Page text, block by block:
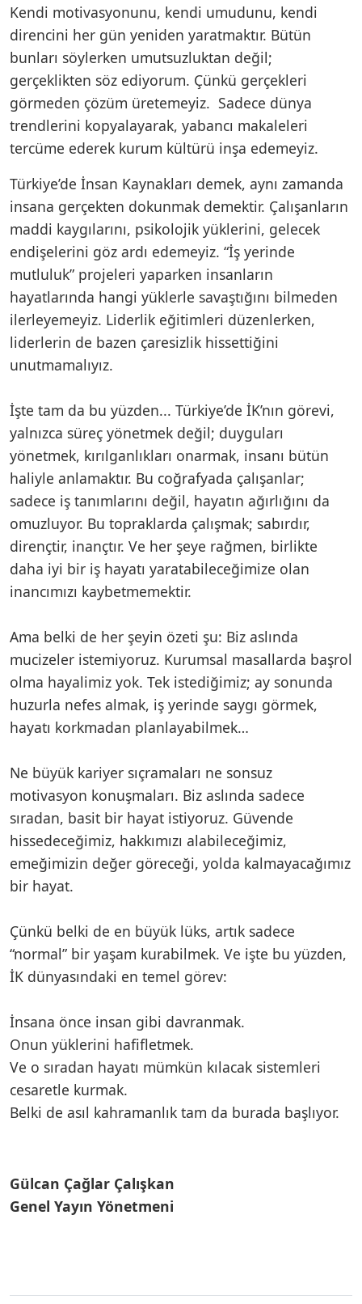
Kendi motivasyonunu, kendi umudunu, kendi
direncini her gün yeniden yaratmaktır. Bütün
bunları söylerken umutsuzluktan değil;
gerçeklikten söz ediyorum. Çünkü gerçekleri
görmeden çözüm üretemeyiz. Sadece dünya
trendlerini kopyalayarak, yabancı makaleleri
tercüme ederek kurum kültürü inşa edemeyiz.
Türkiye’de İnsan Kaynakları demek, aynı zamanda
insana gerçekten dokunmak demektir. Çalışanların
maddi kaygılarını, psikolojik yüklerini, gelecek
endişelerini göz ardı edemeyiz. “İş yerinde
mutluluk” projeleri yaparken insanların
hayatlarında hangi yüklerle savaştığını bilmeden
ilerleyemeyiz. Liderlik eğitimleri düzenlerken,
liderlerin de bazen çaresizlik hissettiğini
unutmamalıyız.
İşte tam da bu yüzden... Türkiye’de İK’nın görevi,
yalnızca süreç yönetmek değil; duyguları
yönetmek, kırılganlıkları onarmak, insanı bütün
haliyle anlamaktır. Bu coğrafyada çalışanlar;
sadece iş tanımlarını değil, hayatın ağırlığını da
omuzluyor. Bu topraklarda çalışmak; sabırdır,
dirençtir, inançtır. Ve her şeye rağmen, birlikte
daha iyi bir iş hayatı yaratabileceğimize olan
inancımızı kaybetmemektir.
Ama belki de her şeyin özeti şu: Biz aslında
mucizeler istemiyoruz. Kurumsal masallarda başrol
olma hayalimiz yok. Tek istediğimiz; ay sonunda
huzurla nefes almak, iş yerinde saygı görmek,
hayatı korkmadan planlayabilmek…
Ne büyük kariyer sıçramaları ne sonsuz
motivasyon konuşmaları. Biz aslında sadece
sıradan, basit bir hayat istiyoruz. Güvende
hissedeceğimiz, hakkımızı alabileceğimiz,
emeğimizin değer göreceği, yolda kalmayacağımız
bir hayat.
Çünkü belki de en büyük lüks, artık sadece
“normal” bir yaşam kurabilmek. Ve işte bu yüzden,
İK dünyasındaki en temel görev:
İnsana önce insan gibi davranmak.
Onun yüklerini hafifletmek.
Ve o sıradan hayatı mümkün kılacak sistemleri
cesaretle kurmak.
Belki de asıl kahramanlık tam da burada başlıyor.
Gülcan Çağlar Çalışkan
Genel Yayın Yönetmeni